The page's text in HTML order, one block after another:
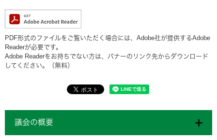
PDF形式のファイルをご覧いただく場合には、Adobe社が提供するAdobe
Readerが必要です。
Adobe Readerをお持ちでない方は、バナーのリンク先からダウンロード
してください。（無料）
議会の概要